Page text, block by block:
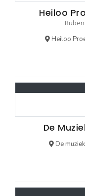
Heiloo
Heiloo
De
De